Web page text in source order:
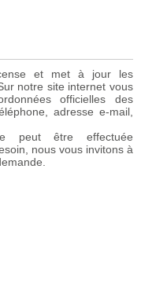
et met à jour les
notre site internet vous
officielles des
adresse e-mail,
peut être effectuée
nous vous invitons à